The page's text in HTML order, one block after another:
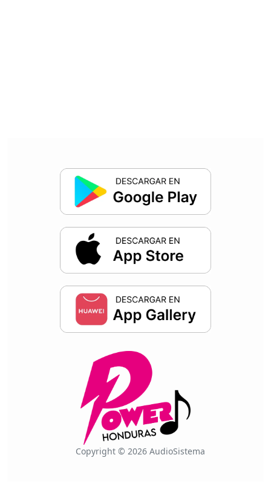
Copyright © 2026 AudioSistema